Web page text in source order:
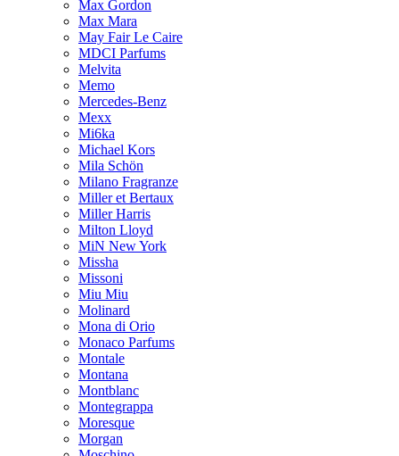
Max Gordon
Max Mara
May Fair Le Caire
MDCI Parfums
Melvita
Memo
Mercedes-Benz
Mexx
Mi6ka
Michael Kors
Mila Schön
Milano Fragranze
Miller et Bertaux
Miller Harris
Milton Lloyd
MiN New York
Missha
Missoni
Miu Miu
Molinard
Mona di Orio
Monaco Parfums
Montale
Montana
Montblanc
Montegrappa
Moresque
Morgan